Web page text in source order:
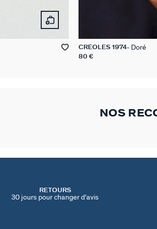
CRÉOLES 1974 Doré
80 €
NOS
RETOURS
30 jours pour changer d'avis